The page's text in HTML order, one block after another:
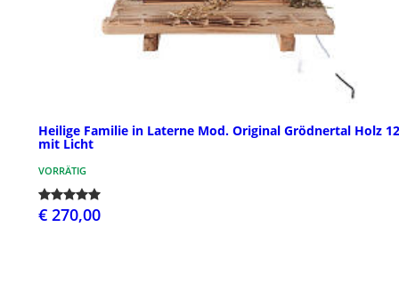
Heilige Familie in Laterne Mod. Original Grödnertal Holz
mit Licht
VORRÄTIG
€ 270,00